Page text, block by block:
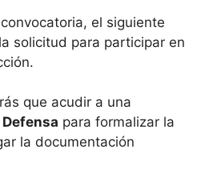
el siguiente
solicitud para participar en
que acudir a una
para formalizar la
la documentación